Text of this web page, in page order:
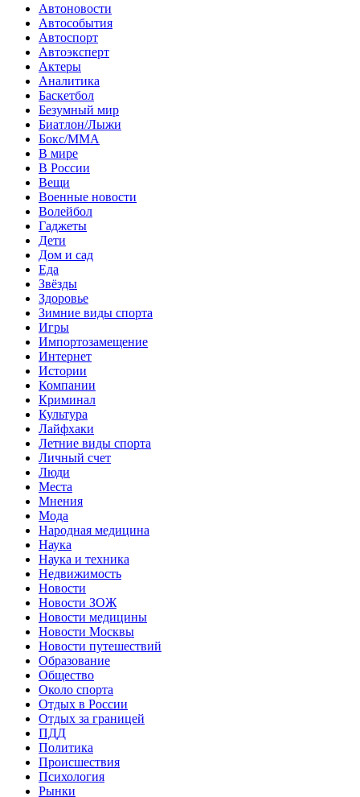
Автоновости
Автособытия
Автоспорт
Автоэксперт
Актеры
Аналитика
Баскетбол
Безумный мир
Биатлон/Лыжи
Бокс/MMA
В мире
В России
Вещи
Военные новости
Волейбол
Гаджеты
Дети
Дом и сад
Еда
Звёзды
Здоровье
Зимние виды спорта
Игры
Импортозамещение
Интернет
Истории
Компании
Криминал
Культура
Лайфхаки
Летние виды спорта
Личный счет
Люди
Места
Мнения
Мода
Народная медицина
Наука
Наука и техника
Недвижимость
Новости
Новости ЗОЖ
Новости медицины
Новости Москвы
Новости путешествий
Образование
Общество
Около спорта
Отдых в России
Отдых за границей
ПДД
Политика
Происшествия
Психология
Рынки